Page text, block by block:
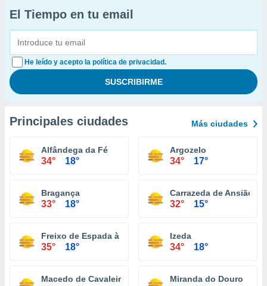
El Tiempo en tu email
He leído y acepto la política de privacidad.
Principales ciudades Más ciudades
Alfândega da Fé
34° 18°
Argozelo
34° 17°
Bragança
33° 18°
Carrazeda de Ansiães
32° 15°
Freixo de Espada à Cinta
35° 18°
Izeda
34° 18°
Macedo de Cavaleiros Miranda do Douro